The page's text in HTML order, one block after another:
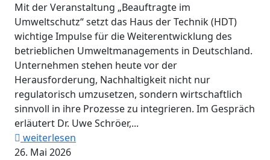
Mit der Veranstaltung „Beauftragte im
Umweltschutz“ setzt das Haus der Technik (HDT)
wichtige Impulse für die Weiterentwicklung des
betrieblichen Umweltmanagements in Deutschland.
Unternehmen stehen heute vor der
Herausforderung, Nachhaltigkeit nicht nur
regulatorisch umzusetzen, sondern wirtschaftlich
sinnvoll in ihre Prozesse zu integrieren. Im Gespräch
erläutert Dr. Uwe Schröer,...
weiterlesen
26. Mai 2026